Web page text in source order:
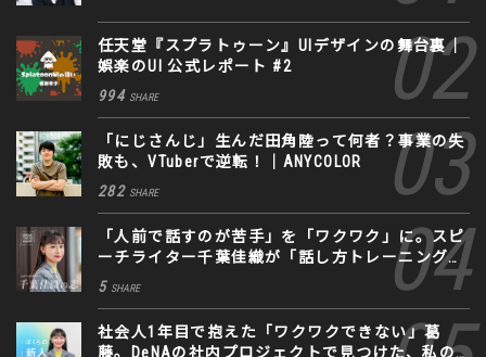
任天堂『スプラトゥーン』UIデザインの舞台裏｜
娯楽のUI 公式レポート #2
994 SHARE
「にじさんじ」生んだ田角陸って何者？事業の失
敗も、VTuberで逆転！｜ANYCOLOR
282 SHARE
「人前で話すのが苦手」を「ワクワク」に。スピ
ーチライター千葉佳織が「話し方トレーニング」
に込めた思い
5 SHARE
社会人1年目で抱えた「ワクワクできない」葛
藤。DeNAの社内プロジェクトで見つけた、私の